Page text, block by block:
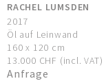
RACHEL LUMSDEN
2017
Öl auf Leinwand
160 x 120 cm
13.000 CHF (incl. VAT)
Anfrage